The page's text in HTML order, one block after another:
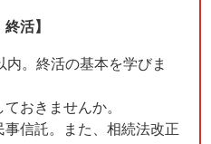
活】
。終活の基本を学びま
おきませんか。
信託。また、相続法改正